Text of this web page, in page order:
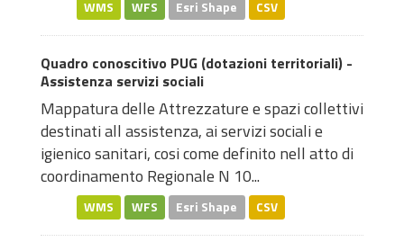
WMS WFS Esri Shape CSV
Quadro conoscitivo PUG (dotazioni territoriali) -
Assistenza servizi sociali
Mappatura delle Attrezzature e spazi collettivi
destinati all assistenza, ai servizi sociali e
igienico sanitari, cosi come definito nell atto di
coordinamento Regionale N 10...
WMS WFS Esri Shape CSV